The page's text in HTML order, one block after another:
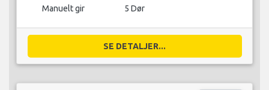
Manuelt gir 5 Dør
SE DETALJER...